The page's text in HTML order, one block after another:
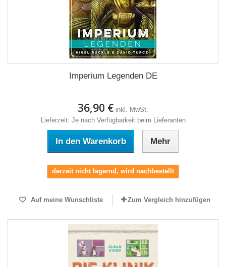
Imperium Legenden DE
36,90 € inkl. MwSt.
Lieferzeit: Je nach Verfügbarkeit beim Lieferanten
In den Warenkorb Mehr
derzeit nicht lagernd, wird nachbestellt
Auf meine Wunschliste Zum Vergleich hinzufügen